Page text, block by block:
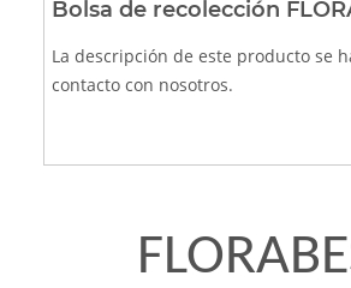
Bolsa de recolección
La descripción de este producto se
contacto con nosotros.